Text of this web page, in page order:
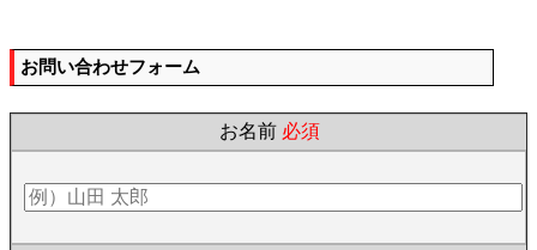
お問い合わせフォーム
お名前 必須